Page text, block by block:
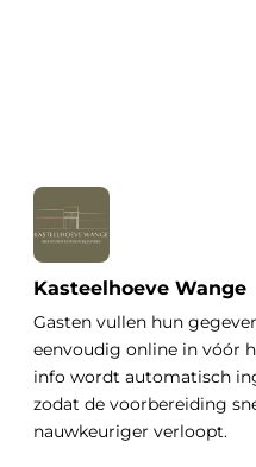
Kasteelhoeve Wange
Gasten vullen hun
eenvoudig online in vóór
info wordt automatisch
zodat de voorbereiding
nauwkeuriger verloopt.